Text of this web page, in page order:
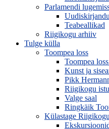
Parlamendi
Teabeallikad
Riigikogu arhiiv
Tulge külla
Toompea loss
Toompea
Kunst ja
Pikk
Riigikogu
Valge saal
Ringkäik
Külastage Riigikogu